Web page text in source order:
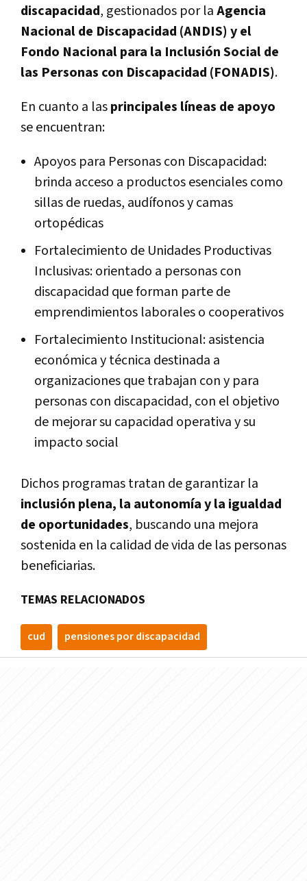
discapacidad, gestionados por laAgencia
Nacional de Discapacidad (ANDIS) y el
Fondo Nacional para la Inclusión Social de
las Personas con Discapacidad (FONADIS).
En cuanto a lasprincipales líneas de apoyo
se encuentran:
Apoyos para Personas con Discapacidad:
brinda acceso a productos esenciales como
sillas de ruedas, audífonos y camas
ortopédicas
Fortalecimiento de Unidades Productivas
Inclusivas: orientado a personas con
discapacidad que forman parte de
emprendimientos laborales o cooperativos
Fortalecimiento Institucional: asistencia
económica y técnica destinada a
organizaciones que trabajan con y para
personas con discapacidad, con el objetivo
de mejorar su capacidad operativa y su
impacto social
Dichos programas tratan de garantizar la
inclusión plena, la autonomía y la igualdad
de oportunidades, buscando una mejora
sostenida en la calidad de vida de las personas
beneficiarias.
TEMAS RELACIONADOS
cud pensiones por discapacidad